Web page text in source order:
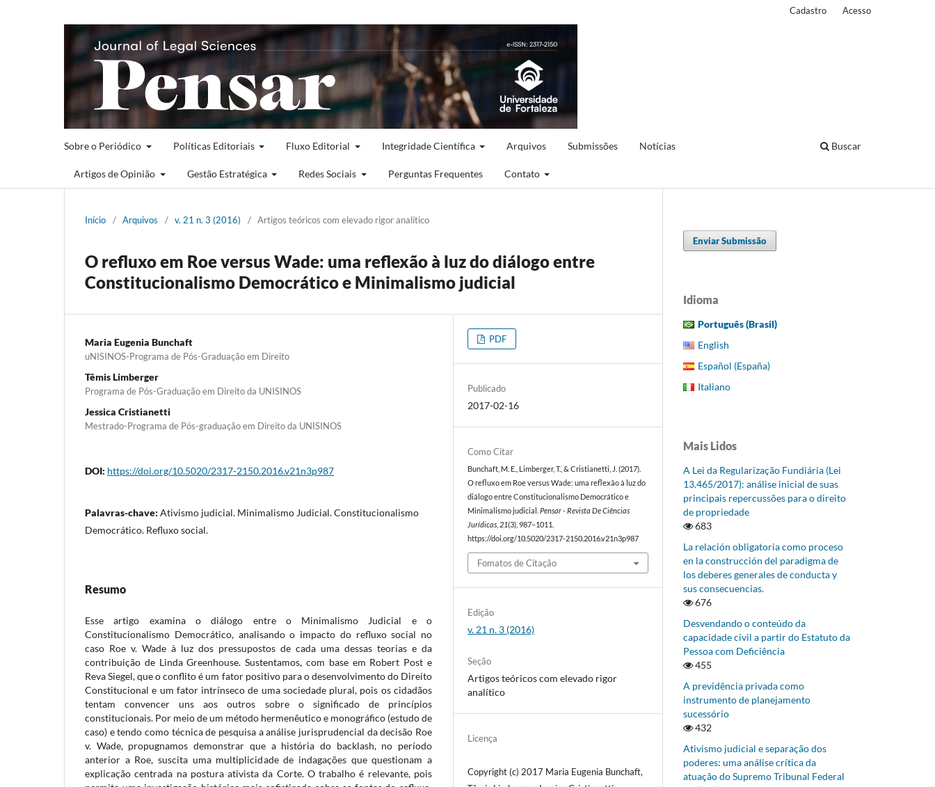
Sobre o Periódico Políticas Editoriais Fluxo Editorial Integridade Científica Arquivos Submissões Notícias
Artigos de Opinião Gestão Estratégica Redes Sociais Perguntas Frequentes Contato
Buscar
Cadastro Acesso
Início / Arquivos / v. 21 n. 3 (2016) / Artigos teóricos com elevado rigor analítico
O refluxo em Roe versus Wade: uma reflexão à luz do diálogo entre
Constitucionalismo Democrático e Minimalismo judicial
Maria Eugenia Bunchaft
uNISINOS-Programa de Pós-Graduação em Direito
Têmis Limberger
Programa de Pós-Graduação em Direito da UNISINOS
Jessica Cristianetti
Mestrado-Programa de Pós-graduação em Direito da UNISINOS
DOI: https://doi.org/10.5020/2317-2150.2016.v21n3p987
Palavras-chave: Ativismo judicial. Minimalismo Judicial. Constitucionalismo
Democrático. Refluxo social.
Resumo
Esse artigo examina o diálogo entre o Minimalismo Judicial e o
Constitucionalismo Democrático, analisando o impacto do refluxo social no
caso Roe v. Wade à luz dos pressupostos de cada uma dessas teorias e da
contribuição de Linda Greenhouse. Sustentamos, com base em Robert Post e
Reva Siegel, que o conflito é um fator positivo para o desenvolvimento do Direito
Constitucional e um fator intrínseco de uma sociedade plural, pois os cidadãos
tentam convencer uns aos outros sobre o significado de princípios
constitucionais. Por meio de um método hermenêutico e monográfico (estudo de
caso) e tendo como técnica de pesquisa a análise jurisprudencial da decisão Roe
v. Wade, propugnamos demonstrar que a história do backlash, no período
anterior a Roe, suscita uma multiplicidade de indagações que questionam a
explicação centrada na postura ativista da Corte. O trabalho é relevante, pois
PDF
Publicado
2017-02-16
Como Citar
Bunchaft, M. E., Limberger, T., & Cristianetti, J. (2017).
O refluxo em Roe versus Wade: uma reflexão à luz do
diálogo entre Constitucionalismo Democrático e
Minimalismo judicial.Pensar - Revista De Ciências
Jurídicas 21(3), 987–1011.
https://doi.org/10.5020/2317-2150.2016.v21n3p987
Fomatos de Citação
Edição
v. 21 n. 3 (2016)
Seção
Artigos teóricos com elevado rigor
analítico
Licença
Copyright (c) 2017 Maria Eugenia Bunchaft,
Enviar Submissão
Idioma
Português (Brasil)
English
Español (España)
Italiano
Mais Lidos
A Lei da Regularização Fundiária (Lei
13.465/2017): análise inicial de suas
principais repercussões para o direito
de propriedade
683
La relación obligatoria como proceso
en la construcción del paradigma de
los deberes generales de conducta y
sus consecuencias.
676
Desvendando o conteúdo da
capacidade civil a partir do Estatuto da
Pessoa com Deficiência
455
A previdência privada como
instrumento de planejamento
sucessório
432
Ativismo judicial e separação dos
poderes: uma análise crítica da
atuação do Supremo Tribunal Federal